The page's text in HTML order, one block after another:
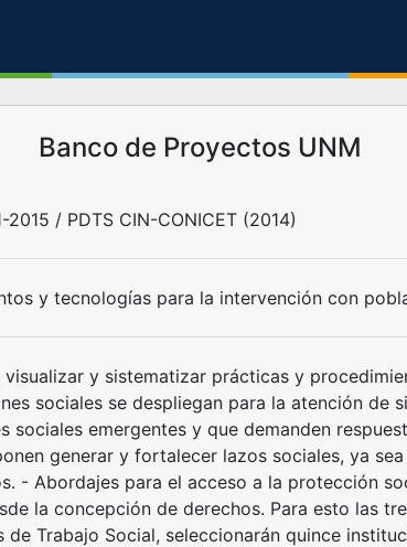
Banco de Proyectos UNM
2015 / PDTS CIN-CONICET (2014)
y tecnologías para la intervención con
visualizar y sistematizar prácticas y
sociales se despliegan para la atención de
sociales emergentes y que demanden
generar y fortalecer lazos sociales, ya
- Abordajes para el acceso a la protección
la concepción de derechos. Para esto las
de Trabajo Social, seleccionarán quince